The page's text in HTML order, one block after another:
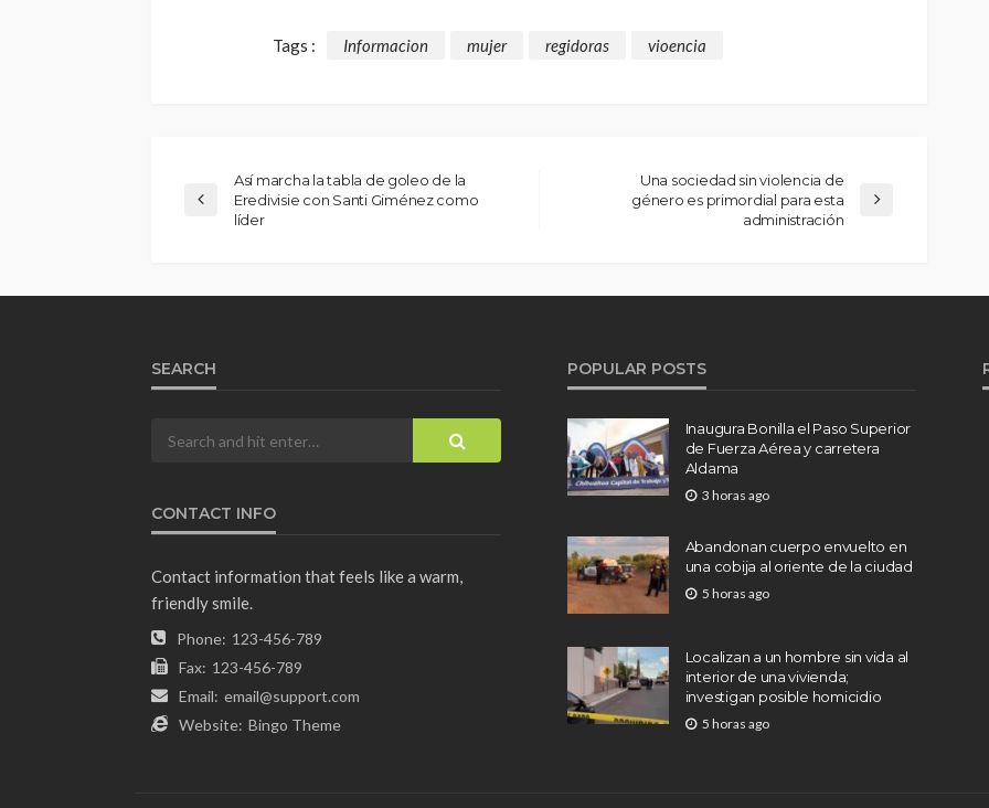
Tags : Informacion mujer regidoras vioencia
Así marcha la tabla de goleo de la
Eredivisie con Santi Giménez como
líder
Una sociedad sin violencia de
género es primordial para esta
administración
SEARCH
CONTACT INFO
Contact information that feels like a warm,
friendly smile.
Phone: 123-456-789
Fax: 123-456-789
Email: email@support.com
Website: Bingo Theme
POPULAR POSTS
Inaugura Bonilla el Paso Superior
de Fuerza Aérea y carretera
Aldama
3 horas ago
Abandonan cuerpo envuelto en
una cobija al oriente de la ciudad
5 horas ago
Localizan a un hombre sin vida al
interior de una vivienda;
investigan posible homicidio
5 horas ago